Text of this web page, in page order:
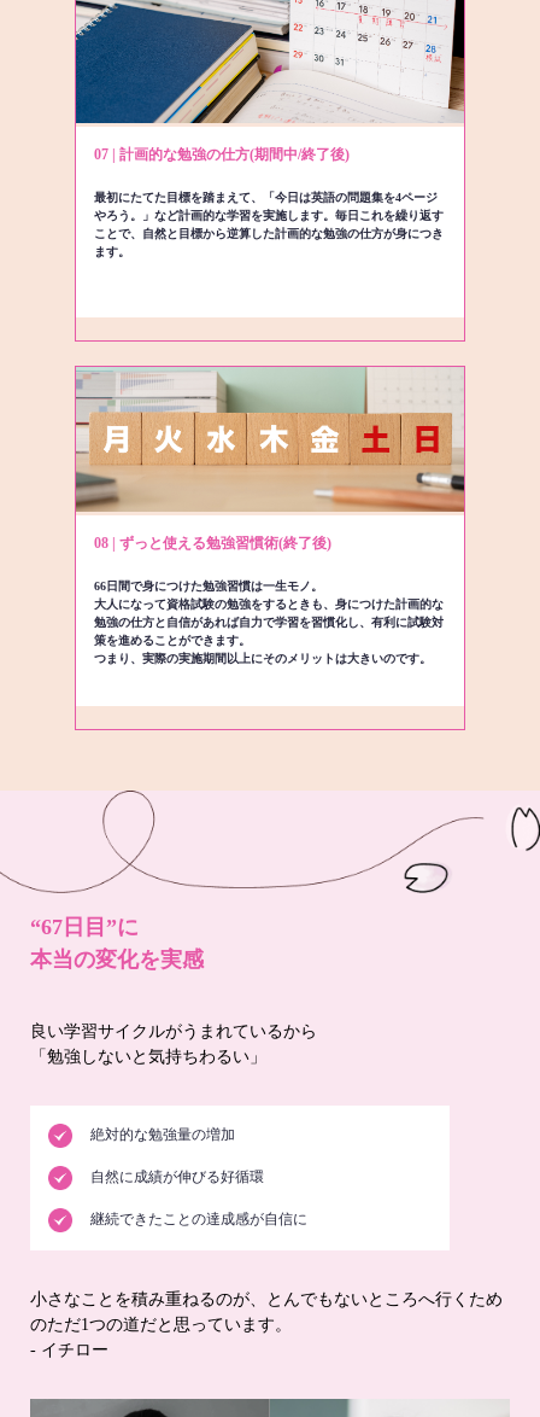
07 | 計画的な勉強の仕方(期間中/終了後)
最初にたてた目標を踏まえて、「今日は英語の問題集を4ページ
やろう。」など計画的な学習を実施します。毎日これを繰り返す
ことで、自然と目標から逆算した計画的な勉強の仕方が身につき
ます。
08 | ずっと使える勉強習慣術(終了後)
66日間で身につけた勉強習慣は一生モノ。
大人になって資格試験の勉強をするときも、身につけた計画的な
勉強の仕方と自信があれば自力で学習を習慣化し、有利に試験対
策を進めることができます。
つまり、実際の実施期間以上にそのメリットは大きいのです。
“67日目”に
本当の変化を実感
良い学習サイクルがうまれているから
「勉強しないと気持ちわるい」
絶対的な勉強量の増加
自然に成績が伸びる好循環
継続できたことの達成感が自信に
小さなことを積み重ねるのが、とんでもないところへ行くため
のただ1つの道だと思っています。
- イチロー